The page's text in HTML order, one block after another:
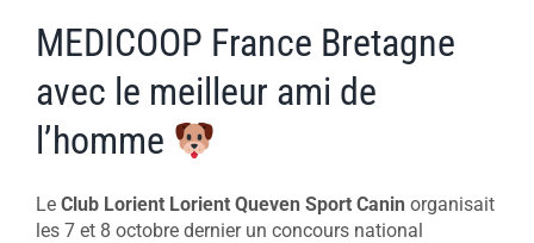
MEDICOOP France Bretagne
avec le meilleur ami de
l’homme
Le Club Lorient Lorient Queven Sport Canin organisait
les 7 et 8 octobre dernier un concours national